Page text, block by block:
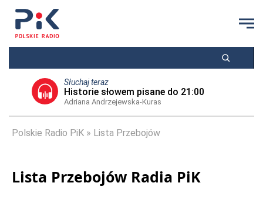
Słuchaj teraz
Historie słowem pisane do 21:00
Adriana Andrzejewska-Kuras
Polskie Radio PiK Lista Przebojów
Lista Przebojów Radia PiK